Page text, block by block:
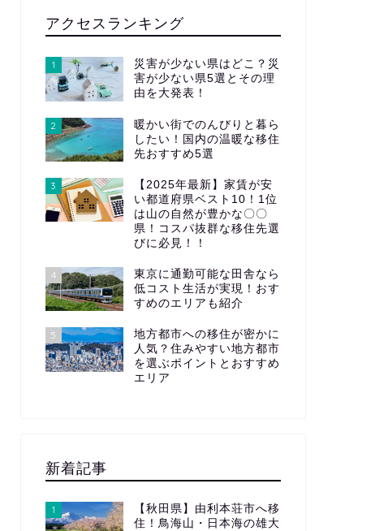
アクセスランキング
1
災害が少ない県はどこ？災
害が少ない県5選とその理
由を大発表！
2
暖かい街でのんびりと暮ら
したい！国内の温暖な移住
先おすすめ5選
3
【2025年最新】家賃が安
い都道府県ベスト10！1位
は山の自然が豊かな〇〇
県！コスパ抜群な移住先選
びに必見！！
4
東京に通勤可能な田舎なら
低コスト生活が実現！おす
すめのエリアも紹介
5
地方都市への移住が密かに
人気？住みやすい地方都市
を選ぶポイントとおすすめ
エリア
新着記事
1
【秋田県】由利本荘市へ移
住！鳥海山・日本海の雄大